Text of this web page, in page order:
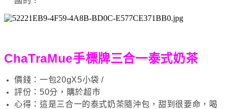
ChaTraMue手標牌三合一泰式奶茶
價錢：一包20gX5小袋 /
評份：50分，購於超市
心得：這是三合一的泰式奶茶隨沖包，甜到很要命，喝